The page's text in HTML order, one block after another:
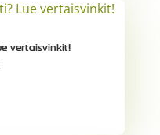
vertaisvinkit!